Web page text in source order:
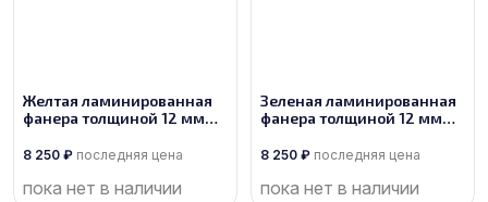
Желтая ламинированная
фанера толщиной 12 мм
1/1
8 250 ₽ последняя цена
пока нет в наличии
Зеленая ламинированная
фанера толщиной 12 мм
1/1
8 250 ₽ последняя цена
пока нет в наличии